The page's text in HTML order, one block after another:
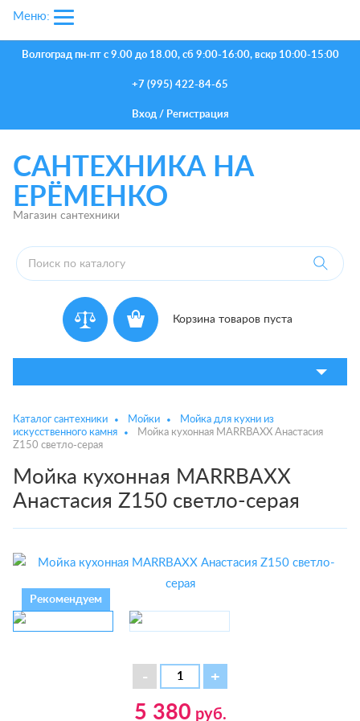
Волгоград пн-пт с 9.00 до 18.00, сб 9:00-16:00, вскр 10:00-15:00
+7 (995) 422-84-65
Вход/ Регистрация
САНТЕХНИКА НА
ЕРЁМЕНКО
Магазин сантехники
Корзина товаров пуста
Меню:
Каталог сантехники Мойки
Мойка для кухни из
искусственного камня
Мойка кухонная MARRBAXX Анастасия
Z150 светло-серая
Мойка кухонная MARRBAXX
Анастасия Z150 светло-серая
Рекомендуем
5 380 руб.